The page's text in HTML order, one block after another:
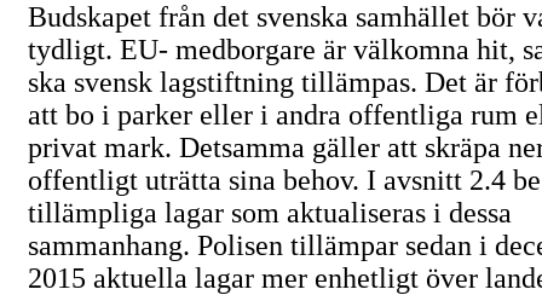
Budskapet från det svenska samhället bör
tydligt. EU- medborgare är välkomna hit,
ska svensk lagstiftning tillämpas. Det är
att bo i parker eller i andra offentliga rum
privat mark. Detsamma gäller att skräpa
offentligt uträtta sina behov. I avsnitt 2.4
tillämpliga lagar som aktualiseras i dessa
sammanhang. Polisen tillämpar sedan i
2015 aktuella lagar mer enhetligt över